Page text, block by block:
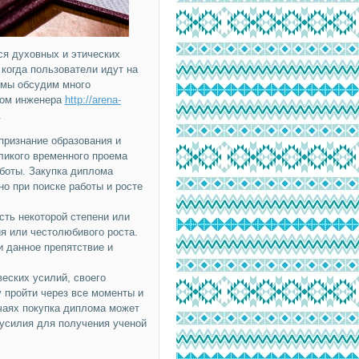
духовных и этических
пользователи идут на
обсудим много
инженера http://arena-
образования и
временного проема
Закупка диплома
при поиске работы и росте
некоторой степени или
или честолюбивого роста.
препятствие и
усилий, своего
через все моменты и
покупка диплома может
для получения ученой